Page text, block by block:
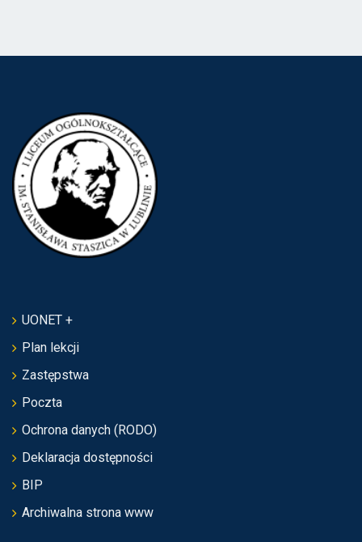
UONET +
Plan lekcji
Zastępstwa
Poczta
Ochrona danych (RODO)
Deklaracja dostępności
BIP
Archiwalna strona www